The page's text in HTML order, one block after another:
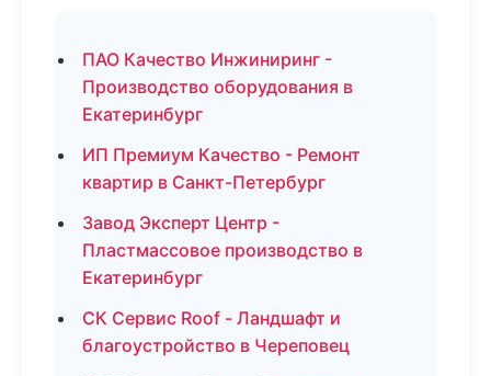
ПАО Качество Инжиниринг -
Производство оборудования в
Екатеринбург
ИП Премиум Качество - Ремонт
квартир в Санкт-Петербург
Завод Эксперт Центр -
Пластмассовое производство в
Екатеринбург
СК Сервис Roof - Ландшафт и
благоустройство в Череповец